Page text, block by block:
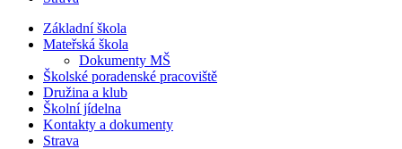
Základní škola
Mateřská škola
Dokumenty MŠ
Školské poradenské pracoviště
Družina a klub
Školní jídelna
Kontakty a dokumenty
Strava